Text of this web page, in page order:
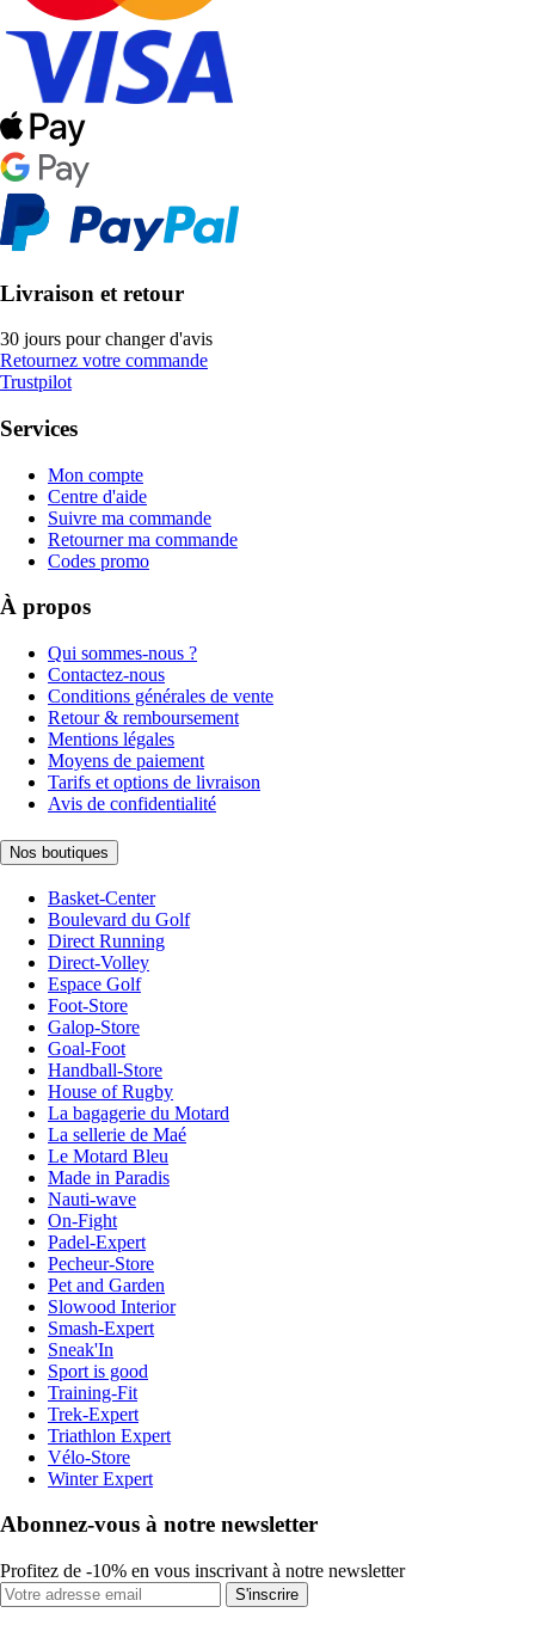
Livraison et retour
30 jours pour changer d'avis
Retournez votre commande
Trustpilot
Services
Mon compte
Centre d'aide
Suivre ma commande
Retourner ma commande
Codes promo
À propos
Qui sommes-nous ?
Contactez-nous
Conditions générales de vente
Retour & remboursement
Mentions légales
Moyens de paiement
Tarifs et options de livraison
Avis de confidentialité
Nos boutiques
Basket-Center
Boulevard du Golf
Direct Running
Direct-Volley
Espace Golf
Foot-Store
Galop-Store
Goal-Foot
Handball-Store
House of Rugby
La bagagerie du Motard
La sellerie de Maé
Le Motard Bleu
Made in Paradis
Nauti-wave
On-Fight
Padel-Expert
Pecheur-Store
Pet and Garden
Slowood Interior
Smash-Expert
Sneak'In
Sport is good
Training-Fit
Trek-Expert
Triathlon Expert
Vélo-Store
Winter Expert
Abonnez-vous à notre newsletter
Profitez de -10% en vous inscrivant à notre newsletter
S'inscrire